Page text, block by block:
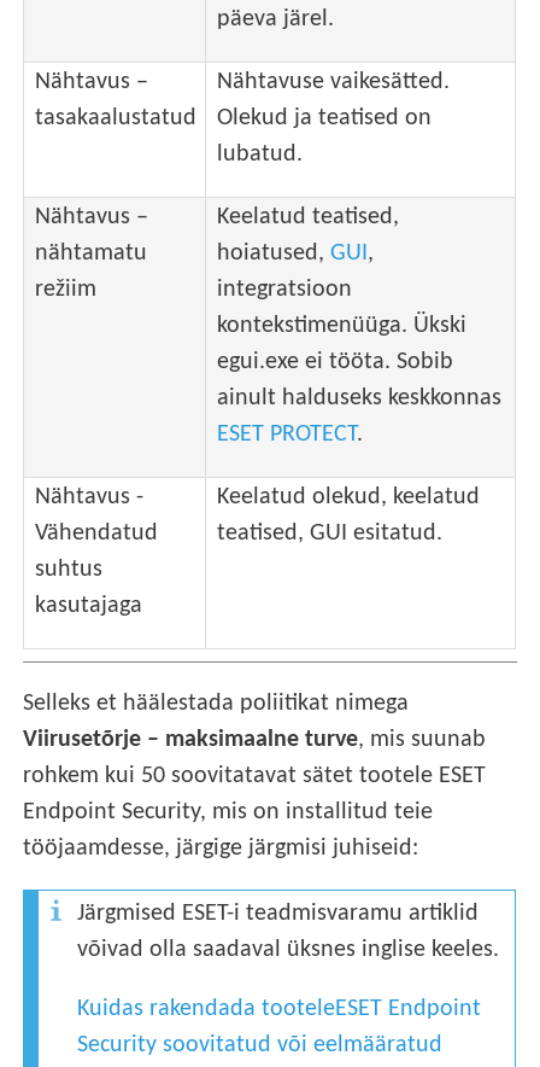
päeva järel.
Nähtavus –
tasakaalustatud
Nähtavuse vaikesätted.
Olekud ja teatised on
lubatud.
Nähtavus –
nähtamatu
režiim
Keelatud teatised,
hoiatused,GUI ,
integratsioon
kontekstimenüüga. Ükski
egui.exe ei tööta. Sobib
ainult halduseks keskkonnas
ESET PROTECT.
Nähtavus -
Vähendatud
suhtus
kasutajaga
Keelatud olekud, keelatud
teatised, GUI esitatud.
Selleks et häälestada poliitikat nimega
Viirusetõrje – maksimaalne turve, mis suunab
rohkem kui 50 soovitatavat sätet tootele ESET
Endpoint Security, mis on installitud teie
tööjaamdesse, järgige järgmisi juhiseid:
Järgmised ESET-i teadmisvaramu artiklid
võivad olla saadaval üksnes inglise keeles.
Kuidas rakendada tooteleESET Endpoint
Security soovitatud või eelmääratud